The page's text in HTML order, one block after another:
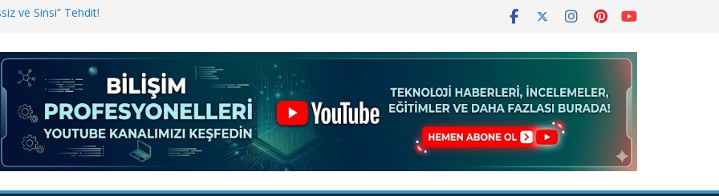
ve Sinsi” Tehdit!
Bugün BulutTahsilat’ta
Kemal Oral Tüm Sorularımızı